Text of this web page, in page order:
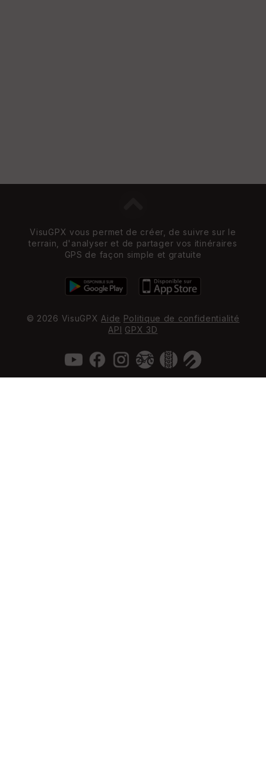
VisuGPX vous permet de créer, de suivre sur le
terrain, d'analyser et de partager vos itinéraires
GPS de façon simple et gratuite
© 2026 VisuGPX Aide Politique de confidentialité
API GPX 3D